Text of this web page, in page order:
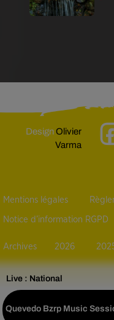
Live : National
Quevedo Bzrp Music
DesignOlivier
Varma
Mentions légales
Notice d’information RGPD
Archives 2026